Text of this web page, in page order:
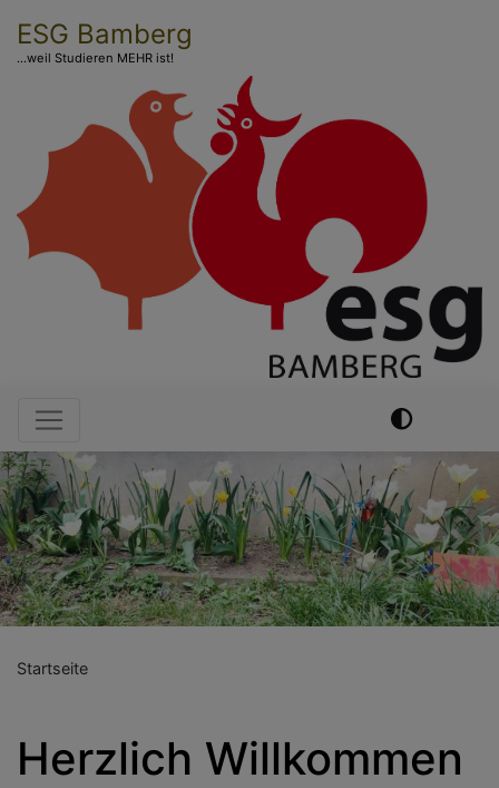
zum
Inhalt
ESG Bamberg
...weil Studieren MEHR ist!
Hauptnavigation
Previous Next
Startseite
Herzlich Willkommen